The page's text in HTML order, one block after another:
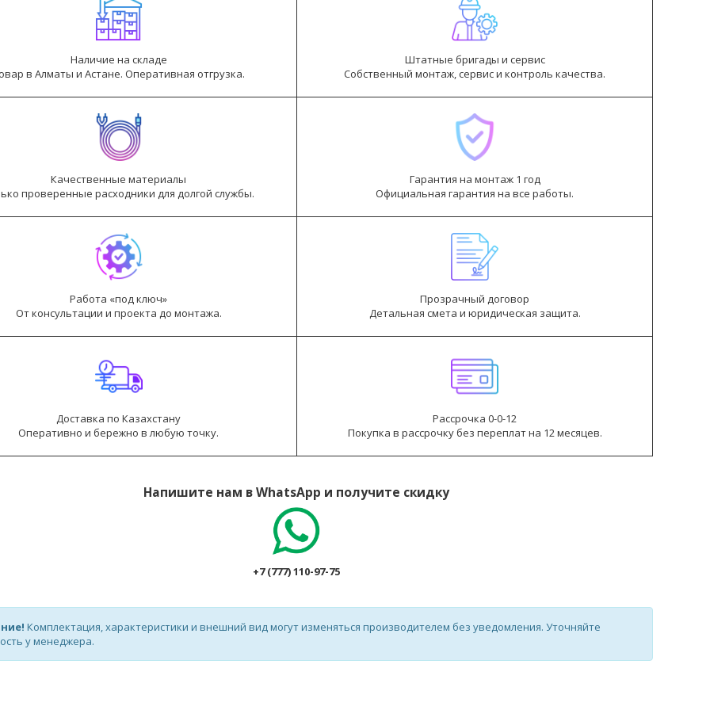
Наличие на складе
в Алматы и Астане. Оперативная отгрузка.
Штатные бригады и сервис
Собственный монтаж, сервис и контроль качества.
Качественные материалы
проверенные расходники для долгой службы.
Гарантия на монтаж 1 год
Официальная гарантия на все работы.
Работа «под ключ»
От консультации и проекта до монтажа.
Прозрачный договор
Детальная смета и юридическая защита.
Доставка по Казахстану
Оперативно и бережно в любую точку.
Рассрочка 0-0-12
Покупка в рассрочку без переплат на 12 месяцев.
Напишите нам в WhatsApp и получите скидку
+7 (777) 110-97-75
Комплектация, характеристики и внешний вид могут изменяться производителем без уведомления. Уточняйте
у менеджера.